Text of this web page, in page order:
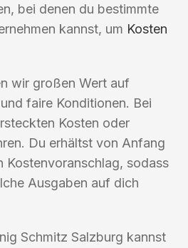
bei denen du bestimmte
kannst, um Kosten
wir großen Wert auf
faire Konditionen. Bei
Kosten oder
Du erhältst von Anfang
Kostenvoranschlag, sodass
Ausgaben auf dich
Schmitz Salzburg kannst